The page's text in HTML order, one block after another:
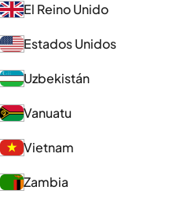
El Reino Unido
Estados Unidos
Uzbekistán
Vanuatu
Vietnam
Zambia